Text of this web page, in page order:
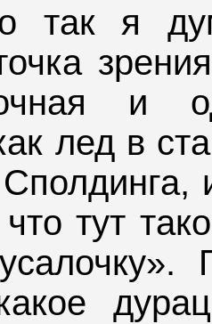
так я
и
лед в
тут